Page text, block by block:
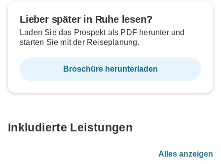
Lieber später in Ruhe lesen?
Laden Sie das Prospekt als PDF herunter und
starten Sie mit der Reiseplanung.
Broschüre herunterladen
Inkludierte Leistungen
Alles anzeigen